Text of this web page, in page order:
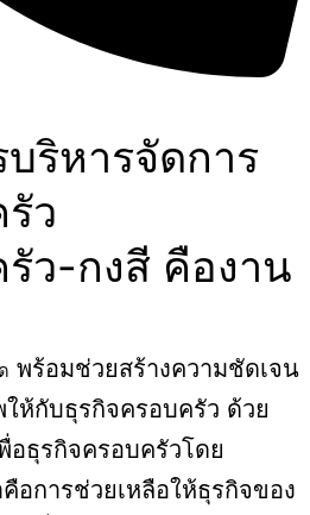
ริหารจัดการ
ว
ว-กงสี คืองาน
พร้อมช่วยสร้างความชัดเจน
ห้กับธุรกิจครอบครัว ด้วย
ธุรกิจครอบครัวโดย
อการช่วยเหลือให้ธุรกิจของ